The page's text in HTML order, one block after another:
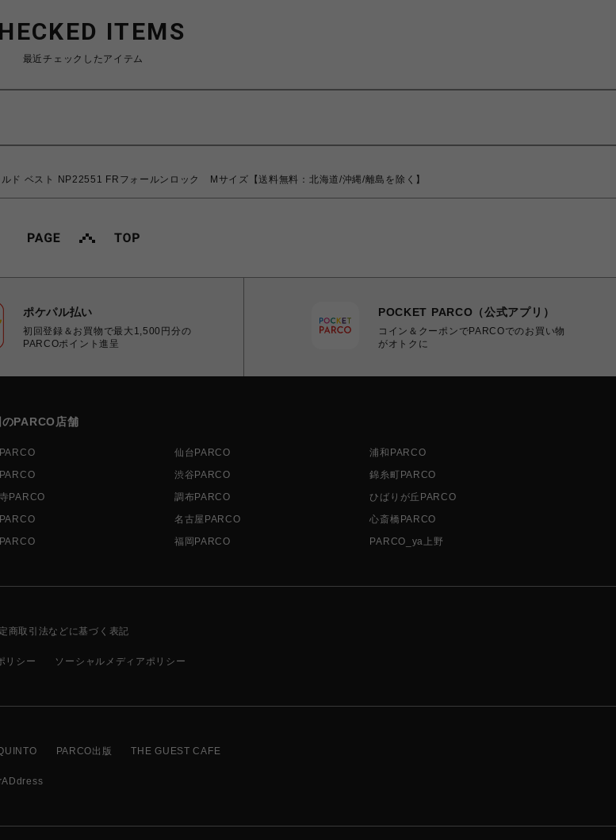
ITEMS
最近チェックしたアイテム
ド ベスト NP22551 FRフォールンロック Mサイズ【送料無料：北海道/沖縄/離島を除く】
ポケパル払い
初回登録＆お買物で最大1,500円分の
PARCOポイント進呈
POCKET PARCO（公式アプリ）
コイン＆クーポンでPARCOでのお買い物
がオトクに
PARCO店舗
仙台PARCO
浦和PARCO
渋谷PARCO
錦糸町PARCO
PARCO
調布PARCO
ひばりが丘PARCO
名古屋PARCO
心斎橋PARCO
福岡PARCO PARCO_ya上野
商取引法などに基づく表記
リシー ソーシャルメディアポリシー
PARCO出版 THE GUEST CAFE